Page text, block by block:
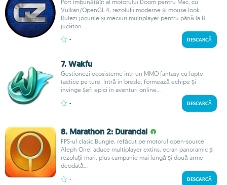
Port îmbunătățit al motorului Doom pentru Mac, cu
Vulkan/OpenGL 4, rezoluții moderne și mouse look.
Rulezi jocurile și meciuri multiplayer pentru până la 8
jucători...
- DESCARCĂ
7. Wakfu
Gestionezi ecosisteme într-un MMO fantasy cu lupte
tactice pe ture. Intră în bresle, formează echipe și
învinge șefi epici în aventuri online...
- DESCARCĂ
8. Marathon 2: Durandal
FPS-ul clasic Bungie, refăcut pe motorul open-source
Aleph One, aduce multiplayer extins, ecran panoramic și
rezoluții mari, plus campanie mai lungă și două arme
deodată...
- DESCARCĂ